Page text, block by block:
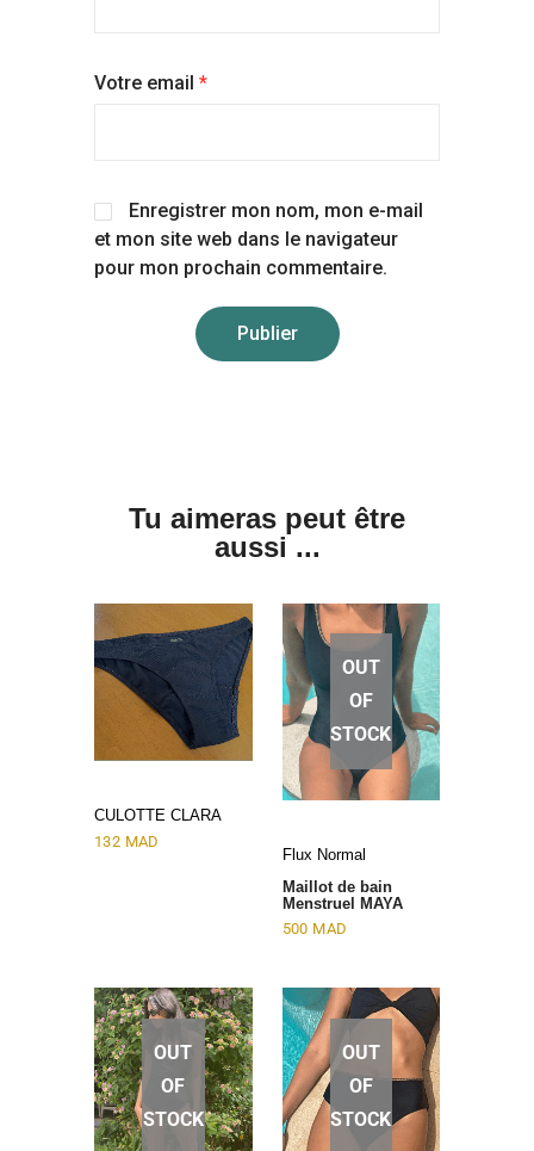
Votre email *
Enregistrer mon nom, mon e-mail
et mon site web dans le navigateur
pour mon prochain commentaire.
Tu aimeras peut être
aussi ...
CULOTTE CLARA
132 MAD
OUT
OF
STOCK
Flux Normal
Maillot de bain
Menstruel MAYA
500 MAD
OUT
OF
STOCK
OUT
OF
STOCK